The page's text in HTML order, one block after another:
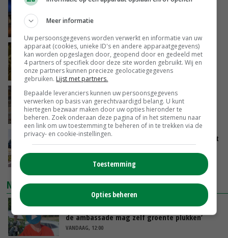
hogere omzet
Aandeel China in wereldwijde fritesexport
neemt verder toe
VANDAAG, 14:01
Eierprijzen lijken dieptepunt achter zich te
laten
VANDAAG, 13:27
LTO en NAJK roepen leden op Brabants protest
te steunen
NIEUWSTE VIDEO'S
Oekraïne-vlogger Kees Huizinga: ‘Bezoek van
de ambassade mag zelf groente plukken’
VANDAAG, 12:00
Meer informatie
Uw persoonsgegevens worden verwerkt en informatie van uw
apparaat (cookies, unieke ID's en andere apparaatgegevens)
kan worden opgeslagen door, geopend door en gedeeld met
4 partners of specifiek door deze site worden gebruikt. Wij en
onze partners kunnen precieze geolocatiegegevens
gebruiken. Lijst met partners.
Bepaalde leveranciers kunnen uw persoonsgegevens
verwerken op basis van gerechtvaardigd belang. U kunt
hiertegen bezwaar maken door uw opties hieronder te
beheren. Zoek onderaan deze pagina of in het sitemenu naar
een link om uw toestemming te beheren of in te trekken via de
privacy- en cookie-instellingen.
Toestemming
Opties beheren